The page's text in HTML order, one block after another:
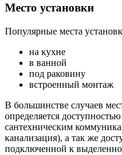
Место установки
Популярные места
на кухне
в ванной
под раковину
встроенный монтаж
В большинстве случаев
определяется
сантехническим
канализация), а так же
подключенной к